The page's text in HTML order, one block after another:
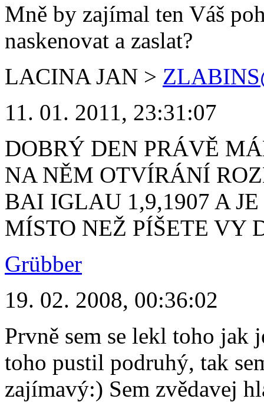
Mně by zajímal ten Váš
naskenovat a zaslat?
LACINA JAN >
11. 01. 2011, 23:31:07
DOBRÝ DEN PRÁVĚ
NA NĚM OTVÍRÁNÍ
BAI IGLAU 1,9,1907 A
MÍSTO NEŽ PÍŠETE VY
Grübber
19. 02. 2008, 00:36:02
Prvně sem se lekl toho jak
toho pustil podruhý, tak
zajímavý:) Sem zvědavej